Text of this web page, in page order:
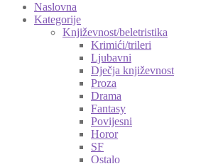
Naslovna
Kategorije
Književnost/beletristika
Krimići/trileri
Ljubavni
Dječja književnost
Proza
Drama
Fantasy
Povijesni
Horor
SF
Ostalo